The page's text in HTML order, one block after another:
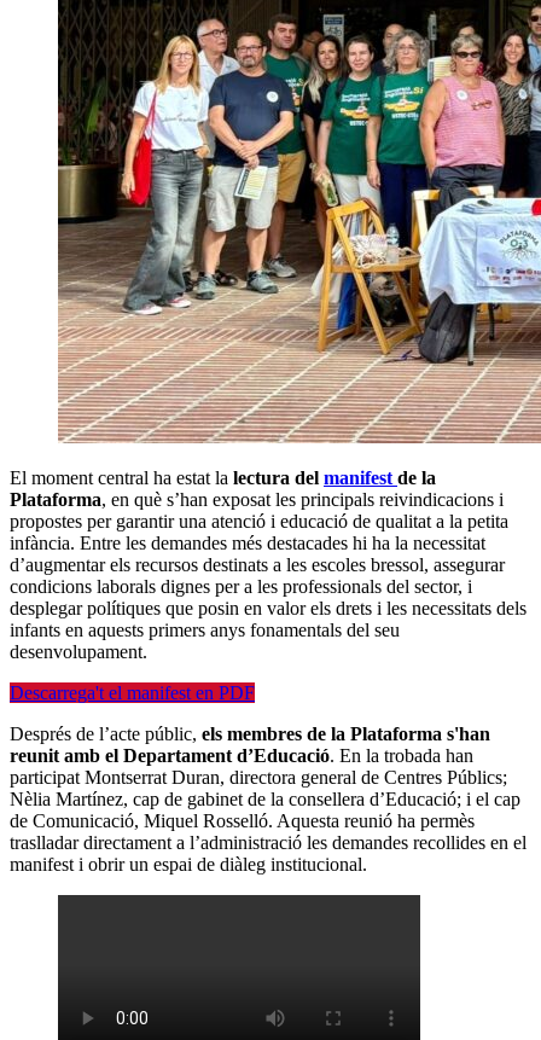
El moment central ha estat la lectura del manifest de la
Plataforma, en què s’han exposat les principals reivindicacions i
propostes per garantir una atenció i educació de qualitat a la petita
infància. Entre les demandes més destacades hi ha la necessitat
d’augmentar els recursos destinats a les escoles bressol, assegurar
condicions laborals dignes per a les professionals del sector, i
desplegar polítiques que posin en valor els drets i les necessitats dels
infants en aquests primers anys fonamentals del seu
desenvolupament.
Descarrega't el manifest en PDF
Després de l’acte públic, els membres de la Plataforma s'han
reunit amb el Departament d’Educació. En la trobada han
participat Montserrat Duran, directora general de Centres Públics;
Nèlia Martínez, cap de gabinet de la consellera d’Educació; i el cap
de Comunicació, Miquel Rosselló. Aquesta reunió ha permès
traslladar directament a l’administració les demandes recollides en el
manifest i obrir un espai de diàleg institucional.